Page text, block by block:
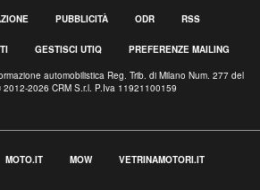
PUBBLICITÀ ODR RSS
GESTISCI UTIQ PREFERENZE MAILING
automobilistica Reg. Trib. di Milano Num. 277 del
2026 CRM S.r.l. P.Iva 11921100159
MOTO.IT MOW VETRINAMOTORI.IT